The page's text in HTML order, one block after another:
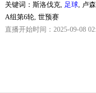
关键词：斯洛伐克, 足球 , 卢
A组第6轮, 世预赛
直播开始时间：2025-09-08